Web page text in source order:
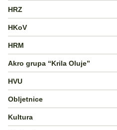
HRZ
HKoV
HRM
Akro grupa “Krila Oluje”
HVU
Obljetnice
Kultura